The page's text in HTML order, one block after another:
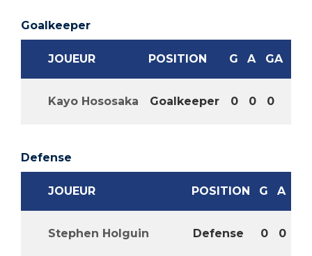
Goalkeeper
JOUEUR POSITION G A GA
Kayo Hososaka Goalkeeper 0 0 0
Defense
JOUEUR POSITION G A
Stephen Holguin Defense 0 0